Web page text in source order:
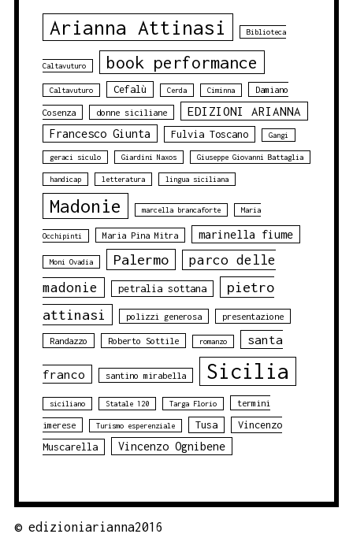
Arianna Attinasi Biblioteca
Caltavuturo book performance
Caltavuturo Cefalù Cerda Ciminna Damiano
Cosenza donne siciliane EDIZIONI ARIANNA
Francesco Giunta Fulvia Toscano Gangi
geraci siculo Giardini Naxos Giuseppe Giovanni Battaglia
handicap letteratura lingua siciliana
Madonie marcella brancaforte Maria
Occhipinti Maria Pina Mitra marinella fiume
Moni Ovadia Palermo
parco delle
madonie
petralia sottana
pietro
attinasi
polizzi generosa presentazione
Randazzo Roberto Sottile romanzo santa
franco santino mirabella Sicilia
siciliano Statale 120 Targa Florio termini
imerese Turismo esperenziale Tusa
Vincenzo
Muscarella
Vincenzo Ognibene
© edizioniarianna2016